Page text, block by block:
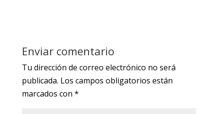
Enviar comentario
Tu dirección de correo electrónico no será
publicada. Los campos obligatorios están
marcados con *